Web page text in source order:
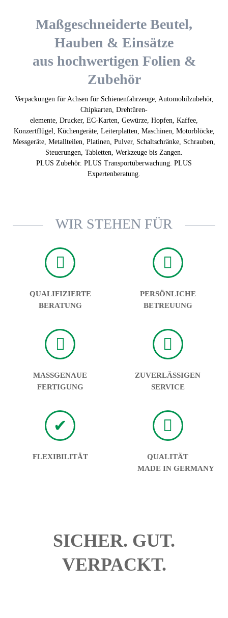
Maßgeschneiderte Beutel,
Hauben & Einsätze
aus hochwertigen Folien &
Zubehör
Verpackungen für Achsen für Schienenfahrzeuge, Automobilzubehör,
Chipkarten, Drehtüren-
elemente, Drucker, EC-Karten, Gewürze, Hopfen, Kaffee,
Konzertflügel, Küchengeräte, Leiterplatten, Maschinen, Motorblöcke,
Messgeräte, Metallteilen, Platinen, Pulver, Schaltschränke, Schrauben,
Steuerungen, Tabletten, Werkzeuge bis Zangen.
PLUS Zubehör. PLUS Transportüberwachung. PLUS
Expertenberatung.
WIR STEHEN FÜR
QUALIFIZIERTE
BERATUNG
PERSÖNLICHE
BETREUUNG
MASSGENAUE F
ERTIGUNG
ZUVERLÄSSIGEN
SERVICE
FLEXIBILITÄT
QUALITÄT
MADE IN GERMANY
SICHER. GUT.
VERPACKT.